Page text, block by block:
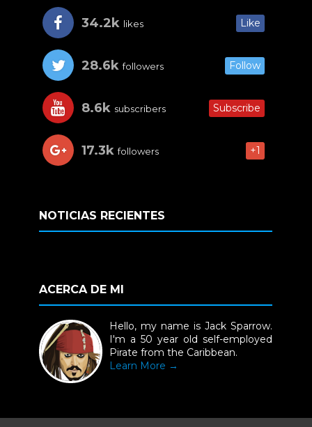
34.2k likes Like
28.6k followers Follow
8.6k subscribers Subscribe
17.3k followers +1
NOTICIAS RECIENTES
ACERCA DE MI
Hello, my name is Jack Sparrow.
I'm a 50 year old self-employed
Pirate from the Caribbean.
Learn More →